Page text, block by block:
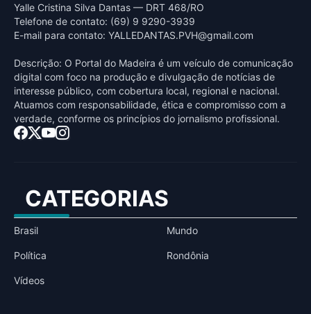
Yalle Cristina Silva Dantas — DRT 468/RO
Telefone de contato: (69) 9 9290-3939
E-mail para contato: YALLEDANTAS.PVH@gmail.com
Descrição: O Portal do Madeira é um veículo de comunicação
digital com foco na produção e divulgação de notícias de
interesse público, com cobertura local, regional e nacional.
Atuamos com responsabilidade, ética e compromisso com a
verdade, conforme os princípios do jornalismo profissional.
CATEGORIAS
Brasil Mundo
Política Rondônia
Vídeos